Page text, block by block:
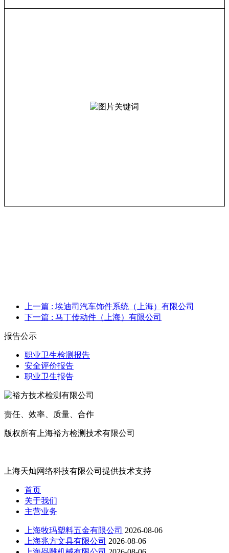
上一篇 : 埃迪司汽车饰件系统（上海）有限公司
下一篇 : 马丁传动件（上海）有限公司
报告公示
职业卫生检测报告
安全评价报告
职业卫生报告
责任、效率、质量、合作
版权所有上海裕方检测技术有限公司
上海天灿网络科技有限公司提供技术支持
首页
关于我们
主营业务
上海牧玛塑料五金有限公司 2026-08-06
上海兆方文具有限公司 2026-08-06